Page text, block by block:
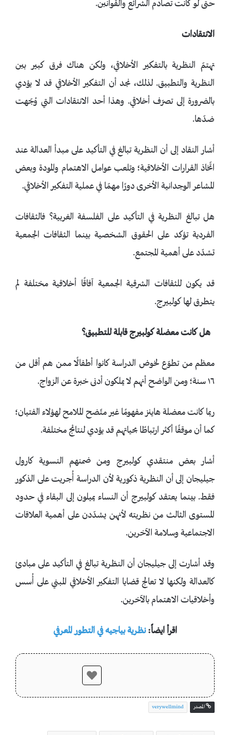
حتى لو كانت تصادم الشرائع والقوانين.
الانتقادات
تهتمّ النظرية بالتفكير الأخلاقي، ولكن هناك فرق كبير بين
النظرية والتطبيق. لذلك، نجد أن التفكير الأخلاقي قد لا يؤدي
بالضرورة إلى تصرّف أخلاقي. وهذا أحد الانتقادات التي وُجّهت
ضدّها.
أشار النقاد إلى أن النظرية تبالغ في التأكيد على مبدأ العدالة عند
اتّخاذ القرارات الأخلاقية؛ وتلعب عوامل الاهتمام والمودة وبعض
المشاعر الوجدانية الأخرى دورًا مهمّا في عملية التفكير الأخلاقي.
هل تبالغ النظرية في التأكيد على الفلسفة الغربية؟ فالثقافات
الفردية تؤكد على الحقوق الشخصية بينما الثقافات الجمعية
تشدّد على أهمية المجتمع.
قد يكون للثقافات الشرقية الجمعية آفاقًا أخلاقية مختلفة لم
يتطرق لها كولبيرج.
هل كانت معضلة كولبيرج قابلة للتطبيق؟
معظم من تطوّع لخوض الدراسة كانوا أطفالًا ممن هم أقل من
١٦ سنة؛ ومن الواضح أنهم لا يملكون أدنى خبرة عن الزواج.
ربما كانت معضلة هاينز مفهومًا غير متّضح الملامح لهؤلاء الفتيان؛
كما أن موقفًا أكثر ارتباطًا بحياتهم قد يؤدي لنتائج مختلفة.
أشار بعض منتقدي كولبيرج ومن ضمنهم النسوية كارول
جيليجان إلى أن النظرية ذكورية لأن الدراسة أُجريت على الذكور
فقط. بينما يعتقد كولبيرج أن النساء يميلون إلى البقاء في حدود
المستوى الثالث من نظريته لأنهن يشدّدن على أهمية العلاقات
الاجتماعية وسلامة الآخرين.
وقد أشارت إلى جيليجان أن النظرية تبالغ في التأكيد على مبادئ
كالعدالة ولكنها لا تعالج قضايا التفكير الأخلاقي المبني على أُسس
وأخلاقيات الاهتمام بالآخرين.
اقرأ ايضاً:نظرية بياجيه في التطور المعرفي
المصدر verywellmind